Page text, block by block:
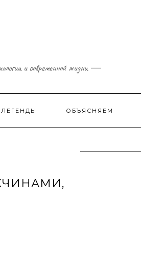
и современной жизни
ЛЕГЕНДЫ ОБЪЯСНЯЕМ